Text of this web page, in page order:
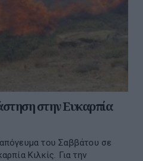
στην Ευκαρπία
του Σαββάτου σε
Κιλκίς. Για την